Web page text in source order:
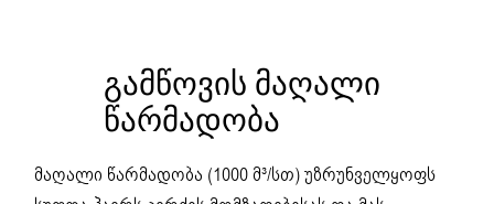
ᲒᲐᲛᲬᲝᲕᲘᲡ ᲛᲐᲦᲐᲚᲘ
ᲬᲐᲠᲛᲐᲓᲝᲑᲐ
მაღალი წარმადობა (1000 მ³/სთ) უზრუნველყოფს